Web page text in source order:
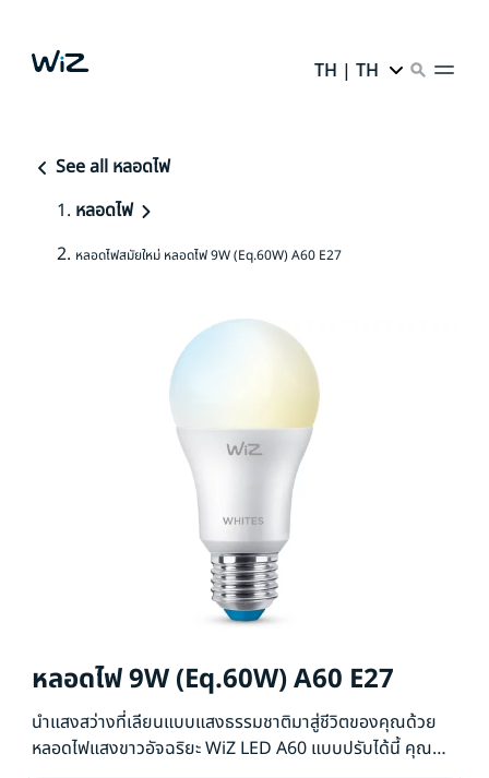
TH | TH
See all หลอดไฟ
หลอดไฟ
หลอดไฟสมัยใหม่ หลอดไฟ 9W (Eq.60W) A60 E27
หลอดไฟ 9W (Eq.60W) A60 E27
นำแสงสว่างที่เลียนแบบแสงธรรมชาติมาสู่ชีวิตของคุณด้วย
หลอดไฟแสงขาวอัจฉริยะ WiZ LED A60 แบบปรับได้นี้ คุณ